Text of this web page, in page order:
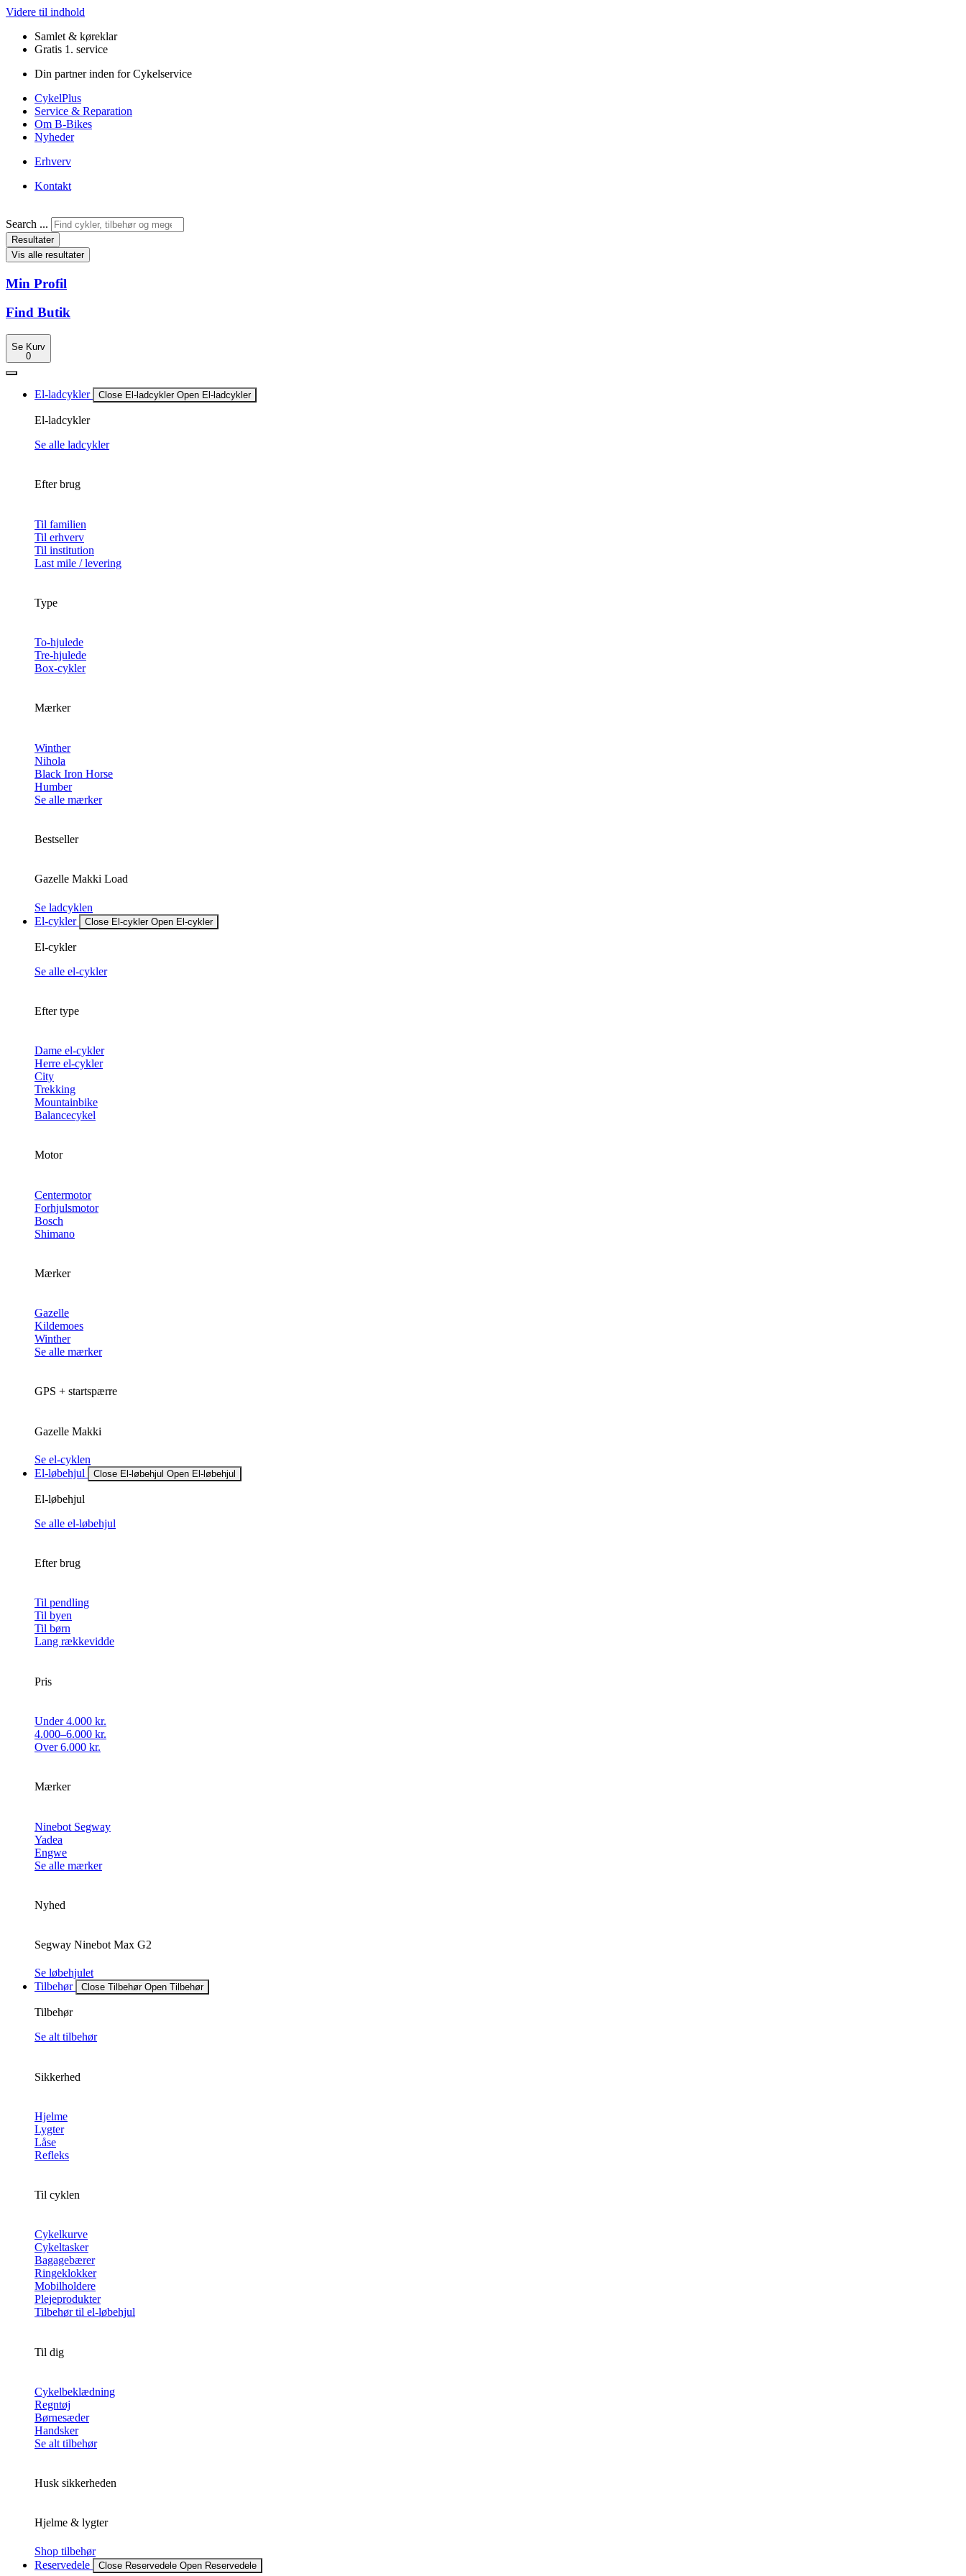
Videre til indhold
Samlet & køreklar
Gratis 1. service
Din partner inden for Cykelservice
CykelPlus
Service & Reparation
Om B-Bikes
Nyheder
Erhverv
Kontakt
Search ...
Resultater
Vis alle resultater
Min Profil
Find Butik
Se Kurv
0
El-ladcykler Close El-ladcykler Open El-ladcykler
El-ladcykler
Se alle ladcykler
Efter brug
Til familien
Til erhverv
Til institution
Last mile / levering
Type
To-hjulede
Tre-hjulede
Box-cykler
Mærker
Winther
Nihola
Black Iron Horse
Humber
Se alle mærker
Bestseller
Gazelle Makki Load
Se ladcyklen
El-cykler
Close El-cykler Open El-cykler
El-cykler
Se alle el-cykler
Efter type
Dame el-cykler
Herre el-cykler
City
Trekking
Mountainbike
Balancecykel
Motor
Centermotor
Forhjulsmotor
Bosch
Shimano
Mærker
Gazelle
Kildemoes
Winther
Se alle mærker
GPS + startspærre
Gazelle Makki
Se el-cyklen
El-løbehjul
Close El-løbehjul Open El-løbehjul
El-løbehjul
Se alle el-løbehjul
Efter brug
Til pendling
Til byen
Til børn
Lang rækkevidde
Pris
Under 4.000 kr.
4.000–6.000 kr.
Over 6.000 kr.
Mærker
Ninebot Segway
Yadea
Engwe
Se alle mærker
Nyhed
Segway Ninebot Max G2
Se løbehjulet
Tilbehør
Close Tilbehør Open Tilbehør
Tilbehør
Se alt tilbehør
Sikkerhed
Hjelme
Lygter
Låse
Refleks
Til cyklen
Cykelkurve
Cykeltasker
Bagagebærer
Ringeklokker
Mobilholdere
Plejeprodukter
Tilbehør til el-løbehjul
Til dig
Cykelbeklædning
Regntøj
Børnesæder
Handsker
Se alt tilbehør
Husk sikkerheden
Hjelme & lygter
Shop tilbehør
Reservedele
Close Reservedele Open Reservedele